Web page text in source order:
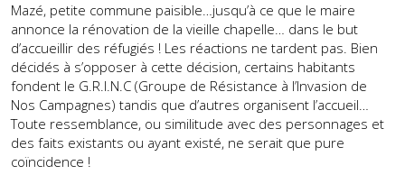
Mazé, petite commune paisible…jusqu’à ce que le maire
annonce la rénovation de la vieille chapelle… dans le but
d’accueillir des réfugiés ! Les réactions ne tardent pas. Bien
décidés à s’opposer à cette décision, certains habitants
fondent le G.R.I.N.C (Groupe de Résistance à l’Invasion de
Nos Campagnes) tandis que d’autres organisent l’accueil…
Toute ressemblance, ou similitude avec des personnages et
des faits existants ou ayant existé, ne serait que pure
coïncidence !